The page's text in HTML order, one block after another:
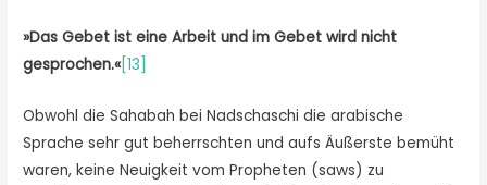
»Das Gebet ist eine Arbeit und im Gebet wird nicht
gesprochen.«[13]
Obwohl die Sahabah bei Nadschaschi die arabische
Sprache sehr gut beherrschten und aufs Äußerste bemüht
waren, keine Neuigkeit vom Propheten (saws) zu